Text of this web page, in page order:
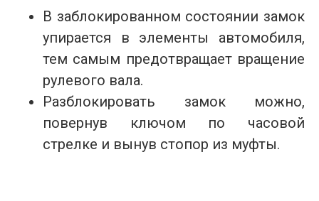
В заблокированном состоянии замок
упирается в элементы автомобиля,
тем самым предотвращает вращение
рулевого вала.
Разблокировать замок можно,
повернув ключом по часовой
стрелке и вынув стопор из муфты.